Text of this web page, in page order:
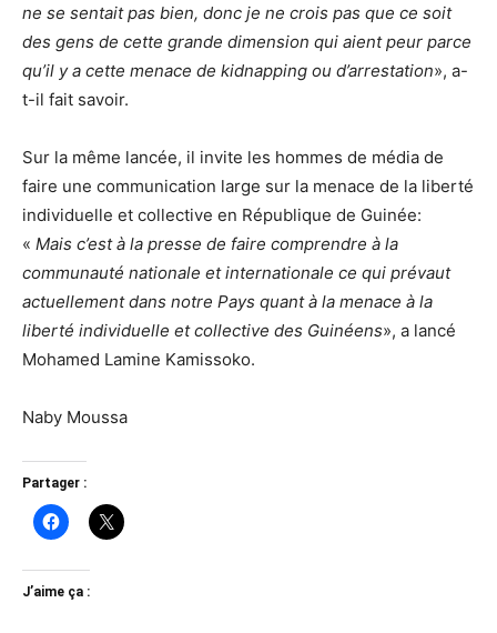
ne se sentait pas bien, donc je ne crois pas que ce soit
des gens de cette grande dimension qui aient peur parce
qu’il y a cette menace de kidnapping ou d’arrestation», a-
t-il fait savoir.
Sur la même lancée, il invite les hommes de média de
faire une communication large sur la menace de la liberté
individuelle et collective en République de Guinée:
« Mais c’est à la presse de faire comprendre à la
communauté nationale et internationale ce qui prévaut
actuellement dans notre Pays quant à la menace à la
liberté individuelle et collective des Guinéens», a lancé
Mohamed Lamine Kamissoko.
Naby Moussa
Partager :
J’aime ça :